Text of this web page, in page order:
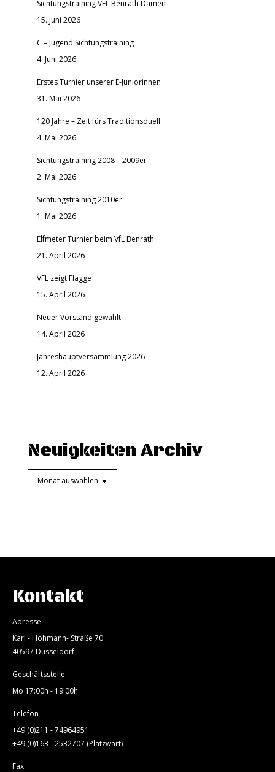
Sichtungstraining VFL Benrath Damen
15. Juni 2026
C – Jugend Sichtungstraining
4. Juni 2026
Erstes Turnier unserer E-Juniorinnen
31. Mai 2026
120 Jahre – Zeit fürs Traditionsduell
4. Mai 2026
Sichtungstraining 2008 – 2009er
2. Mai 2026
Sichtungstraining 2010er
1. Mai 2026
Elfmeter Turnier beim VfL Benrath
21. April 2026
VFL zeigt Flagge
15. April 2026
Neuer Vorstand gewählt
14. April 2026
Jahreshauptversammlung 2026
12. April 2026
Neuigkeiten Archiv
Kontakt
Adresse
Karl - Hohmann- Straße 70
40597 Düsseldorf
Geschäftsstelle
Mo 17:00h - 19:00h
Telefon
+49 (0)211 - 74964951
+49 (0)163 - 2532707 (Platzwart)
Fax